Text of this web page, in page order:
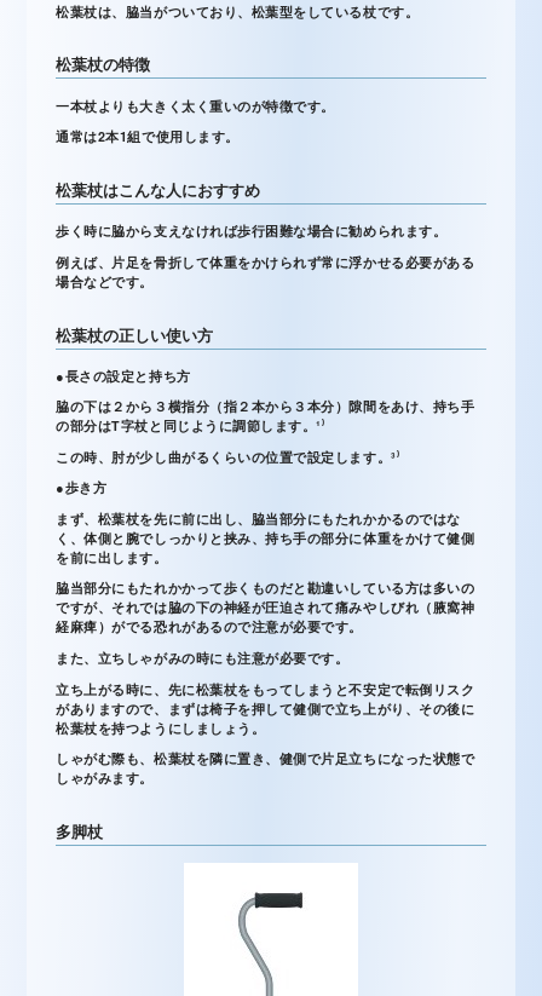
松葉杖は、脇当がついており、松葉型をしている杖です。
松葉杖の特徴
一本杖よりも大きく太く重いのが特徴です。
通常は2本1組で使用します。
松葉杖はこんな人におすすめ
歩く時に脇から支えなければ歩行困難な場合に勧められます。
例えば、片足を骨折して体重をかけられず常に浮かせる必要がある
場合などです。
松葉杖の正しい使い方
●長さの設定と持ち方
脇の下は２から３横指分（指２本から３本分）隙間をあけ、持ち手
の部分はT字杖と同じように調節します。¹⁾
この時、肘が少し曲がるくらいの位置で設定します。³⁾
●歩き方
まず、松葉杖を先に前に出し、脇当部分にもたれかかるのではな
く、体側と腕でしっかりと挟み、持ち手の部分に体重をかけて健側
を前に出します。
脇当部分にもたれかかって歩くものだと勘違いしている方は多いの
ですが、それでは脇の下の神経が圧迫されて痛みやしびれ（腋窩神
経麻痺）がでる恐れがあるので注意が必要です。
また、立ちしゃがみの時にも注意が必要です。
立ち上がる時に、先に松葉杖をもってしまうと不安定で転倒リスク
がありますので、まずは椅子を押して健側で立ち上がり、その後に
松葉杖を持つようにしましょう。
しゃがむ際も、松葉杖を隣に置き、健側で片足立ちになった状態で
しゃがみます。
多脚杖